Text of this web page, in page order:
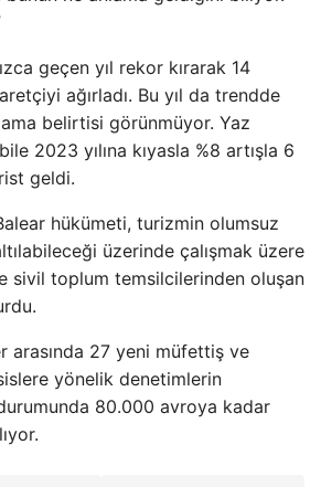
geçen yıl rekor kırarak 14
ağırladı. Bu yıl da trendde
belirtisi görünmüyor. Yaz
2023 yılına kıyasla %8 artışla 6
geldi.
hükümeti, turizmin olumsuz
üzerinde çalışmak üzere
sivil toplum temsilcilerinden oluşan
arasında 27 yeni müfettiş ve
yönelik denetimlerin
80.000 avroya kadar